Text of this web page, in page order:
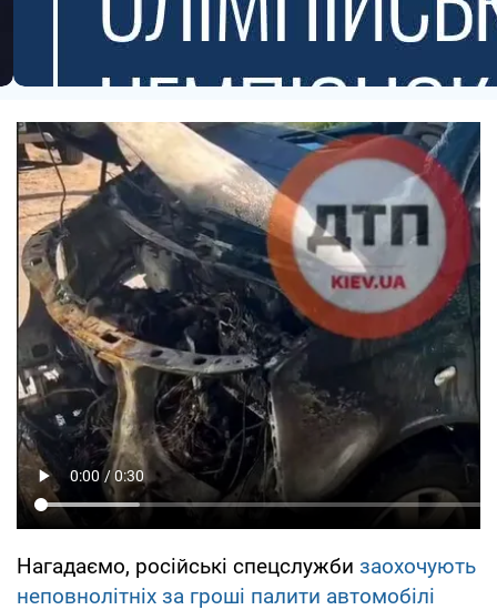
Нагадаємо, російські спецслужби заохочують
неповнолітніх за гроші палити автомобілі